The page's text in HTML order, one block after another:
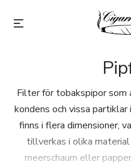
Filter för tobaks­pipor som
kondens och vissa
finns i flera dimensioner,
tillverkas i olika
meerschaum eller